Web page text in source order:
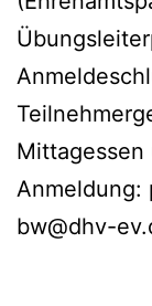
Mittagessen
Anmeldung:
bw@dhv-